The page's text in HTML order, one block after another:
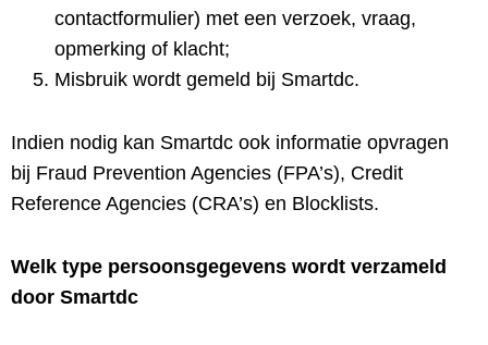
contactformulier) met een verzoek, vraag,
opmerking of klacht;
Misbruik wordt gemeld bij Smartdc.
Indien nodig kan Smartdc ook informatie opvragen
bij Fraud Prevention Agencies (FPA’s), Credit
Reference Agencies (CRA’s) en Blocklists.
Welk type persoonsgegevens wordt verzameld
door Smartdc